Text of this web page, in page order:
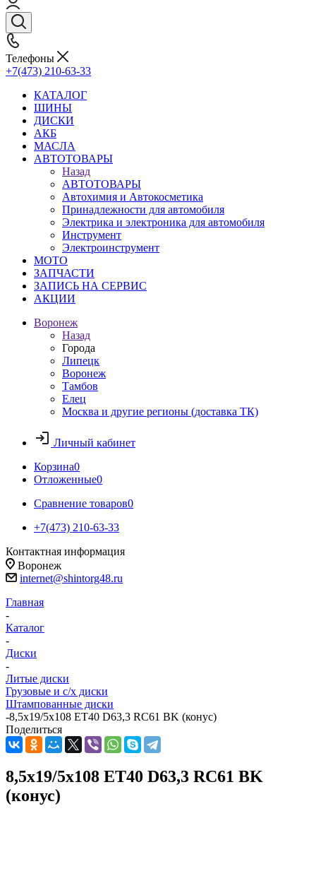
Телефоны
+7(473) 210-63-33
КАТАЛОГ
ШИНЫ
ДИСКИ
АКБ
МАСЛА
АВТОТОВАРЫ
Назад
АВТОТОВАРЫ
Автохимия и Автокосметика
Принадлежности для автомобиля
Электрика и электроника для автомобиля
Инструмент
Электроинструмент
МОТО
ЗАПЧАСТИ
ЗАПИСЬ НА СЕРВИС
АКЦИИ
Воронеж
Назад
Города
Липецк
Воронеж
Тамбов
Елец
Москва и другие регионы (доставка ТК)
Личный кабинет
Корзина0
Отложенные0
Сравнение товаров0
+7(473) 210-63-33
Контактная информация
Воронеж
internet@shintorg48.ru
Главная
-
Каталог
-
Диски
-
Литые диски
Грузовые и с/х диски
Штампованные диски
-8,5x19/5x108 ET40 D63,3 RC61 BK (конус)
Поделиться
8,5x19/5x108 ET40 D63,3 RC61 BK
(конус)